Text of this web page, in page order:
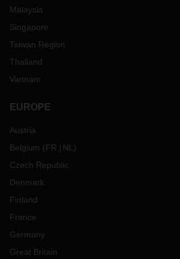
Malaysia
Singapore
Taiwan Region
Thailand
Vietnam
EUROPE
Austria
Belgium (FR NL )
Czech Republic
Denmark
Finland
France
Germany
Great Britain